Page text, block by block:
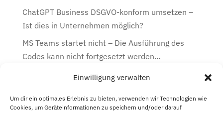
Einwilligung verwalten
Um dir ein optimales Erlebnis zu bieten, verwenden wir Technologien wie
Cookies, um Geräteinformationen zu speichern und/oder darauf
ChatGPT Business DSGVO-konform umsetzen –
Ist dies in Unternehmen möglich?
MS Teams startet nicht – Die Ausführung des
Codes kann nicht fortgesetzt werden…
Kategorien